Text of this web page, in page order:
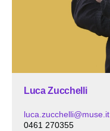
Luca Zucchelli
luca.zucchelli@muse.it
0461 270355